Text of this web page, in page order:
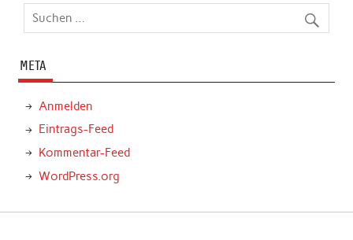
META
Anmelden
Eintrags-Feed
Kommentar-Feed
WordPress.org